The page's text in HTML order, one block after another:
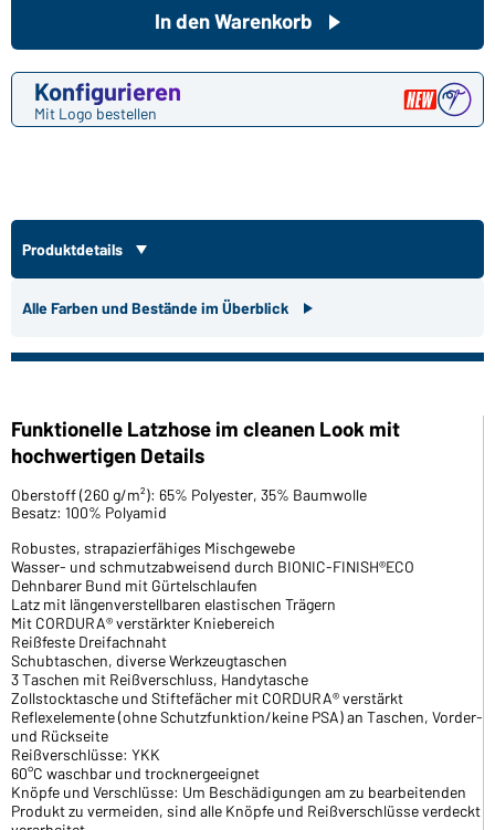
Konfigurieren
Mit Logo bestellen
In den Warenkorb
Produktdetails
Alle Farben und Bestände im Überblick
Funktionelle Latzhose im cleanen Look mit
hochwertigen Details
Oberstoff (260 g/m²): 65% Polyester, 35% Baumwolle
Besatz: 100% Polyamid
Robustes, strapazierfähiges Mischgewebe
Wasser- und schmutzabweisend durch BIONIC-FINISH®ECO
Dehnbarer Bund mit Gürtelschlaufen
Latz mit längenverstellbaren elastischen Trägern
Mit CORDURA® verstärkter Kniebereich
Reißfeste Dreifachnaht
Schubtaschen, diverse Werkzeugtaschen
3 Taschen mit Reißverschluss, Handytasche
Zollstocktasche und Stiftefächer mit CORDURA® verstärkt
Reflexelemente (ohne Schutzfunktion/keine PSA) an Taschen, Vorder-
und Rückseite
Reißverschlüsse: YKK
60°C waschbar und trocknergeeignet
Knöpfe und Verschlüsse: Um Beschädigungen am zu bearbeitenden
Produkt zu vermeiden, sind alle Knöpfe und Reißverschlüsse verdeckt